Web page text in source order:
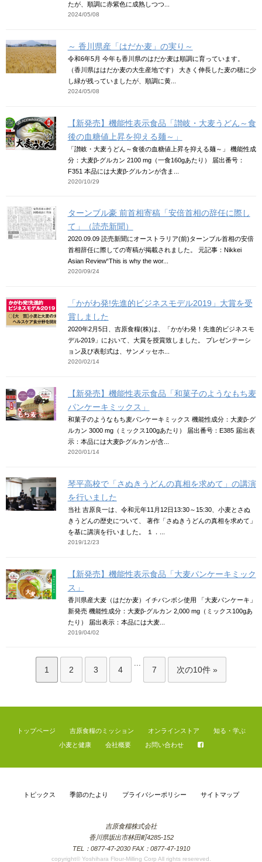
たが、順調に赤紫色に成熟しつつ...
2024/05/08
～ 香川県産「はだか麦」の実り～
令和6年5月 今年も香川県のはだか麦は順調に育っています。
（香川県ははだか麦の大生産地です） 大きく伸長した麦の穂に少
し緑が残っていましたが、順調に黄...
2024/05/08
【新発売】機能性表示食品「讃岐・大麦うどん～食
後の血糖値上昇を抑える麺～」
「讃岐・大麦うどん～食後の血糖値上昇を抑える麺～」 機能性成
分：大麦β-グルカン 2100 mg（一食160gあたり） 届出番号：
F351 本品には大麦β-グルカンが含ま...
2020/10/29
ターンブル豪 前首相寄稿「安倍首相の辞任に際し
て」（読売新聞）
2020.09.09 読売新聞にオーストラリア(前)ターンブル首相の安倍
首相辞任に際しての寄稿が掲載されました。 元記事：Nikkei
Asian Review“This is why the wor...
2020/09/24
「かがわ発!先進的ビジネスモデル2019」大賞を受
賞しました
2020年2月5日、吉原食糧(株)は、「かがわ発！先進的ビジネスモ
デル2019」において、大賞を授賞致しました。 プレゼンテーシ
ョン及び表彰式は、サンメッセホ...
2020/02/14
【新発売】機能性表示食品「和菓子のようなもち麦
パンケーキミックス」
和菓子のようなもち麦パンケーキミックス 機能性成分：大麦β-グ
ルカン 3000 mg（ミックス100gあたり） 届出番号：E385 届出表
示：本品には大麦β-グルカンが含...
2020/01/14
琴平高校で「さぬきうどんの真相を求めて」の講演
を行いました
当社 吉原良一は、令和元年11月12日13:30～15:30、小麦とさぬ
きうどんの歴史について、 著作「さぬきうどんの真相を求めて」
を基に講演を行いました。 １．...
2019/12/23
【新発売】機能性表示食品「大麦パンケーキミック
ス」
香川県産大麦（はだか麦）イチバンボシ使用 「大麦パンケーキ」
新発売 機能性成分：大麦β-グルカン 2,000 mg（ミックス100gあ
たり） 届出表示：本品には大麦...
2019/04/02
1 2 3 4 7 次の10件 »
トップページ 吉原食糧のミッション オンラインストア
知る・学ぶ
小麦と健康
会社概要 お問い合わせ
トピックス 季節のたより プライバシーポリシー サイトマップ
吉原食糧株式会社
香川県坂出市林田町4285-152
TEL：0877-47-2030 FAX：0877-47-1910
copyright© Yoshihara Flour-Milling Corp All rights resereved.